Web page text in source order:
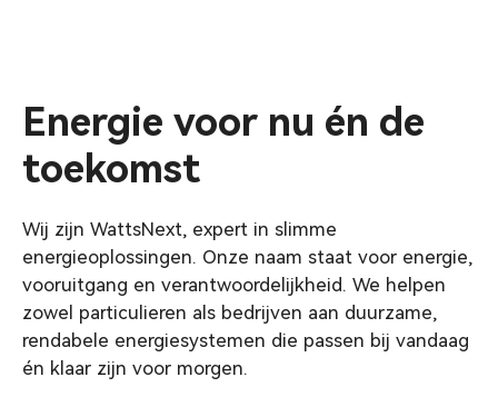
Energie voor nu én de
toekomst
Wij zijn WattsNext, expert in slimme
energieoplossingen. Onze naam staat voor energie,
vooruitgang en verantwoordelijkheid. We helpen
zowel particulieren als bedrijven aan duurzame,
rendabele energiesystemen die passen bij vandaag
én klaar zijn voor morgen.